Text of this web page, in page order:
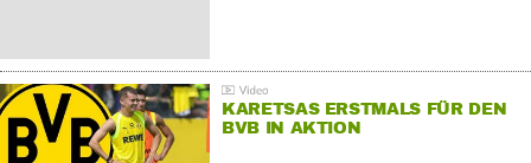
KARETSAS ERSTMALS FÜR DEN
BVB IN AKTION